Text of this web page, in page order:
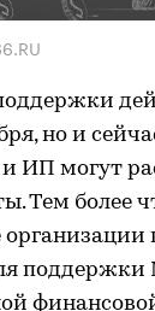
но и
ИП могут
Тем более
поддержки